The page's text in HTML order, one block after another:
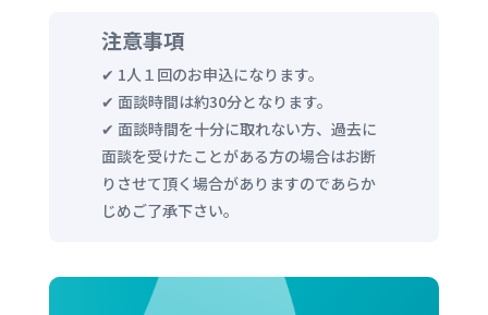
注意事項
✔ 1人１回のお申込になります。
✔ 面談時間は約30分となります。
✔ 面談時間を十分に取れない方、過去に
面談を受けたことがある方の場合はお断
りさせて頂く場合がありますのであらか
じめご了承下さい。